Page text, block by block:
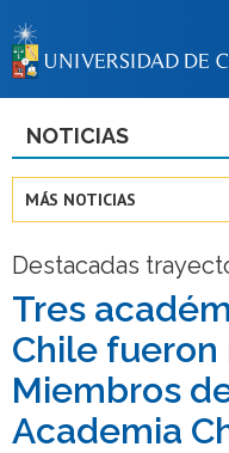
NOTICIAS
MÁS NOTICIAS
Destacadas
Tres
Chile
Miembros
Academia